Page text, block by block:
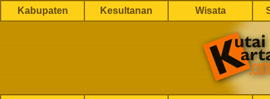
Kabupaten Kesultanan Wisata